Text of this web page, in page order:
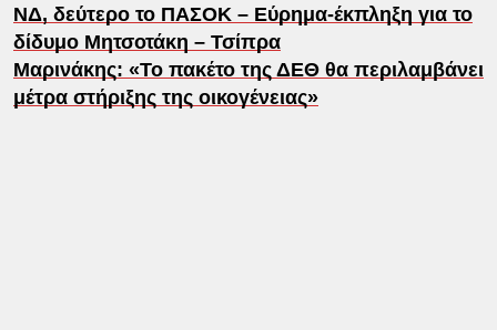
ΝΔ, δεύτερο το ΠΑΣΟΚ – Εύρημα-έκπληξη για το
δίδυμο Μητσοτάκη – Τσίπρα
Μαρινάκης: «Το πακέτο της ΔΕΘ θα περιλαμβάνει
μέτρα στήριξης της οικογένειας»